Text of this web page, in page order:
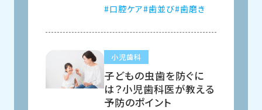
口腔ケア 歯並び 歯磨き
小児歯科
子どもの虫歯を防ぐに
は？小児歯科医が教える
予防のポイント